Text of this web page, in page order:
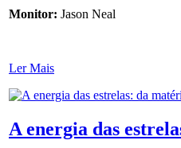
Monitor: Jason Neal
Ler Mais
A energia das